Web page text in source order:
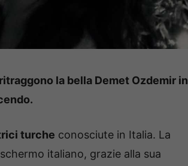
la bella Demet Ozdemir in
turche conosciute in Italia. La
italiano, grazie alla sua